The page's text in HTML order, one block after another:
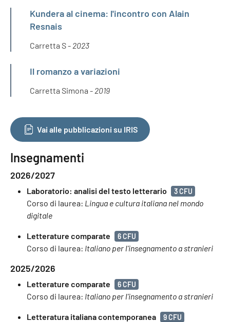
Kundera al cinema: l'incontro con Alain
Resnais
Carretta S - 2023
Il romanzo a variazioni
Carretta Simona - 2019
Vai alle pubblicazioni su IRIS
Insegnamenti
2026/2027
Laboratorio: analisi del testo letterario 3 CFU
Corso di laurea: Lingua e cultura italiana nel mondo
digitale
Letterature comparate 6 CFU
Corso di laurea: Italiano per l'insegnamento a stranieri
2025/2026
Letterature comparate 6 CFU
Corso di laurea: Italiano per l'insegnamento a stranieri
Letteratura italiana contemporanea 9 CFU